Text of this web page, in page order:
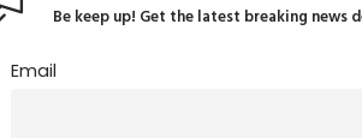
Be keep up! Get the latest breaking
Email